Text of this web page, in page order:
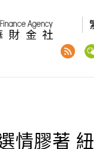
情膠著